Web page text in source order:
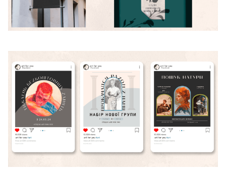
ЛІТНЯ МАЙСТЕРНЯ GOITEENS
ЗАМІСТЬ ЛІТА В ТЕЛЕФОНІ
— 8+ ГОТОВИХ РОБІТ ЗА 4
ТИЖНІ
Детальніше